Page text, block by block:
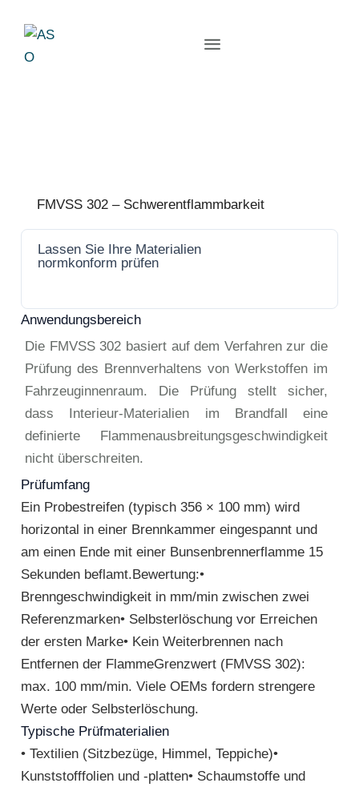
FMVSS 302 – Schwerentflammbarkeit
Lassen Sie Ihre Materialien
normkonform prüfen
Anwendungsbereich
Die FMVSS 302 basiert auf dem Verfahren zur die
Prüfung des Brennverhaltens von Werkstoffen im
Fahrzeuginnenraum. Die Prüfung stellt sicher,
dass Interieur-Materialien im Brandfall eine
definierte Flammenausbreitungsgeschwindigkeit
nicht überschreiten.
Prüfumfang
Ein Probestreifen (typisch 356 × 100 mm) wird
horizontal in einer Brennkammer eingespannt und
am einen Ende mit einer Bunsenbrennerflamme 15
Sekunden beflamt.Bewertung:•
Brenngeschwindigkeit in mm/min zwischen zwei
Referenzmarken• Selbsterlöschung vor Erreichen
der ersten Marke• Kein Weiterbrennen nach
Entfernen der FlammeGrenzwert (FMVSS 302):
max. 100 mm/min. Viele OEMs fordern strengere
Werte oder Selbsterlöschung.
Typische Prüfmaterialien
• Textilien (Sitzbezüge, Himmel, Teppiche)•
Kunststofffolien und -platten• Schaumstoffe und